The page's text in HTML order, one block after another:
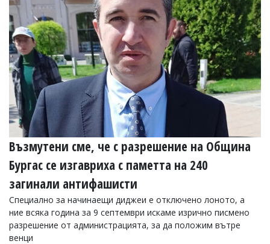
под
статиите
се
въвеждат
от
читателите
и
редакцията
не
носи
отговорност
за
тях!
Ако
откриете
обиден
за
вас
коментар,
моля
сигнализирайте
ни!
Възмутени сме, че с разрешение на Община
Бургас се изгавриха с паметта на 240
загинали антифашисти
Специално за начинаещи диджеи е отключено лоното, а
ние всяка година за 9 септември искаме изрично писмено
разрешение от администрацията, за да положим вътре
венци